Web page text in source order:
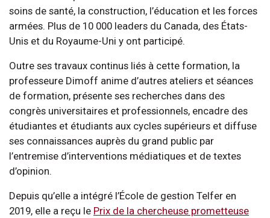
soins de santé, la construction, l’éducation et les forces
armées. Plus de 10 000 leaders du Canada, des États-
Unis et du Royaume-Uni y ont participé.
Outre ses travaux continus liés à cette formation, la
professeure Dimoff anime d’autres ateliers et séances
de formation, présente ses recherches dans des
congrès universitaires et professionnels, encadre des
étudiantes et étudiants aux cycles supérieurs et diffuse
ses connaissances auprès du grand public par
l’entremise d’interventions médiatiques et de textes
d’opinion.
Depuis qu’elle a intégré l’École de gestion Telfer en
2019, elle a reçu le Prix de la chercheuse prometteuse